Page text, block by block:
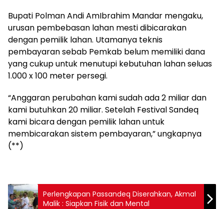
Bupati Polman Andi AmIbrahim Mandar mengaku,
urusan pembebasan lahan mesti dibicarakan
dengan pemilik lahan. Utamanya teknis
pembayaran sebab Pemkab belum memiliki dana
yang cukup untuk menutupi kebutuhan lahan seluas
1.000 x 100 meter persegi.
“Anggaran perubahan kami sudah ada 2 miliar dan
kami butuhkan 20 miliar. Setelah Festival Sandeq
kami bicara dengan pemilik lahan untuk
membicarakan sistem pembayaran,” ungkapnya
(**)
Perlengkapan Passandeq Diserahkan, Akmal
Malik : Siapkan Fisik dan Mental